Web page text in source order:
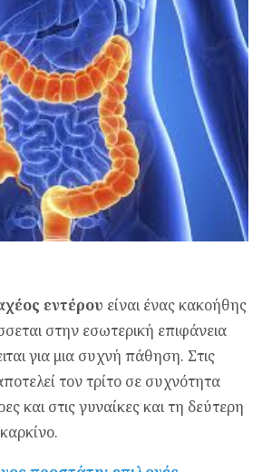
εντέρου είναι ένας κακοήθης
στην εσωτερική επιφάνεια
για μια συχνή πάθηση. Στις
τον τρίτο σε συχνότητα
και στις γυναίκες και τη δεύτερη